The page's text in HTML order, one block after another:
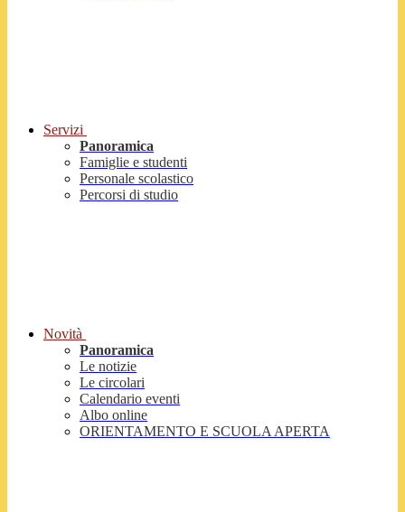
Servizi
Panoramica
Famiglie e studenti
Personale scolastico
Percorsi di studio
Novità
Panoramica
Le notizie
Le circolari
Calendario eventi
Albo online
ORIENTAMENTO E SCUOLA APERTA